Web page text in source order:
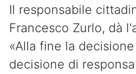
Il responsabile
Francesco Zurlo, dà
«Alla fine la
decisione di